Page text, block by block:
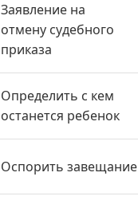
Заявление на
отмену судебного
приказа
Определить с кем
останется ребенок
Оспорить завещание